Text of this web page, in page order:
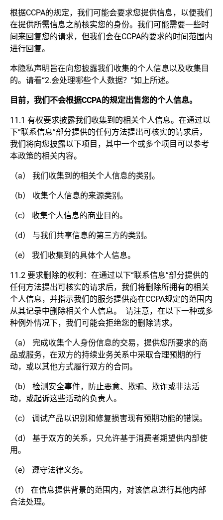
根据CCPA的规定，我们可能会要求您提供信息，以便我们
在提供所需信息之前核实您的身份。我们可能需要一些时
间来回复您的请求，但我们会在CCPA的要求的时间范围内
进行回复。
本隐私声明旨在向您披露我们收集的个人信息以及收集目
的。请看“2.会处理哪些个人数据？”如上所述。
目前，我们不会根据CCPA的规定出售您的个人信息。
11.1 有权要求披露我们收集到的相关个人信息。在通过以
下“联系信息”部分提供的任何方法提出可核实的请求后，
我们将向您披露以下项目，其中一个或多个项目可以参考
本政策的相关内容。
（a） 我们收集到的相关个人信息的类别。
（b） 收集个人信息的来源类别。
（c） 收集个人信息的商业目的。
（d） 与我们共享信息的第三方的类别。
（e） 我们收集到的具体个人信息。
11.2 要求删除的权利：在通过以下“联系信息”部分提供的
任何方法提出可核实的请求后，我们将删除所拥有的相关
个人信息，并指示我们的服务提供商在CCPA规定的范围内
从其记录中删除相关个人信息。 请注意，在以下一种或多
种例外情况下，我们可能会拒绝您的删除请求。
（a） 完成收集个人身份信息的交易，提供您所要求的商
品或服务，在双方的持续业务关系中采取合理预期的行
动，或以其他方式履行双方的合同。
（b） 检测安全事件，防止恶意、欺骗、欺诈或非法活
动，或起诉这些活动的负责人。
（c） 调试产品以识别和修复损害现有预期功能的错误。
（d） 基于双方的关系，只允许基于消费者期望供内部使
用。
（e） 遵守法律义务。
（f） 在信息提供背景的范围内，对该信息进行其他内部
合法处理。